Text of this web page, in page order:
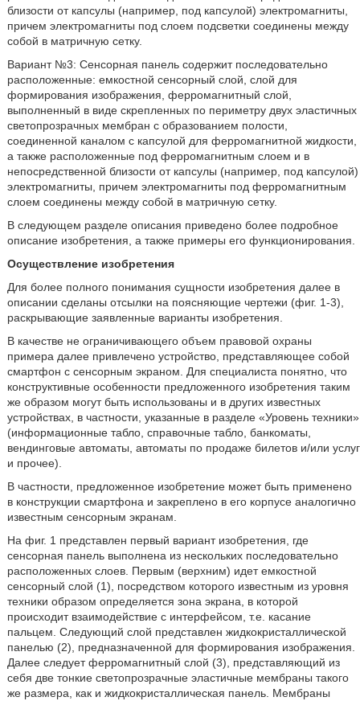
близости от капсулы (например, под капсулой) электромагниты,
причем электромагниты под слоем подсветки соединены между
собой в матричную сетку.
Вариант №3: Сенсорная панель содержит последовательно
расположенные: емкостной сенсорный слой, слой для
формирования изображения, ферромагнитный слой,
выполненный в виде скрепленных по периметру двух эластичных
светопрозрачных мембран с образованием полости,
соединенной каналом с капсулой для ферромагнитной жидкости,
а также расположенные под ферромагнитным слоем и в
непосредственной близости от капсулы (например, под капсулой)
электромагниты, причем электромагниты под ферромагнитным
слоем соединены между собой в матричную сетку.
В следующем разделе описания приведено более подробное
описание изобретения, а также примеры его функционирования.
Осуществление изобретения
Для более полного понимания сущности изобретения далее в
описании сделаны отсылки на поясняющие чертежи (фиг. 1-3),
раскрывающие заявленные варианты изобретения.
В качестве не ограничивающего объем правовой охраны
примера далее привлечено устройство, представляющее собой
смартфон с сенсорным экраном. Для специалиста понятно, что
конструктивные особенности предложенного изобретения таким
же образом могут быть использованы и в других известных
устройствах, в частности, указанные в разделе «Уровень техники»
(информационные табло, справочные табло, банкоматы,
вендинговые автоматы, автоматы по продаже билетов и/или услуг
и прочее).
В частности, предложенное изобретение может быть применено
в конструкции смартфона и закреплено в его корпусе аналогично
известным сенсорным экранам.
На фиг. 1 представлен первый вариант изобретения, где
сенсорная панель выполнена из нескольких последовательно
расположенных слоев. Первым (верхним) идет емкостной
сенсорный слой (1), посредством которого известным из уровня
техники образом определяется зона экрана, в которой
происходит взаимодействие с интерфейсом, т.е. касание
пальцем. Следующий слой представлен жидкокристаллической
панелью (2), предназначенной для формирования изображения.
Далее следует ферромагнитный слой (3), представляющий из
себя две тонкие светопрозрачные эластичные мембраны такого
же размера, как и жидкокристаллическая панель. Мембраны